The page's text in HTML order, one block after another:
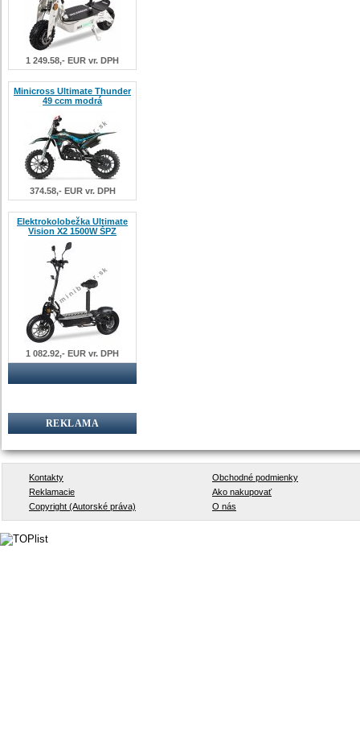
1 249.58,- EUR vr. DPH
Minicross Ultimate Thunder
49 ccm modrá
374.58,- EUR vr. DPH
Elektrokolobežka Ultimate
Vision X2 1500W ŠPZ
1 082.92,- EUR vr. DPH
REKLAMA
Kontakty
Obchodné podmienky
Reklamacie
Ako nakupovať
Copyright (Autorské práva)
O nás